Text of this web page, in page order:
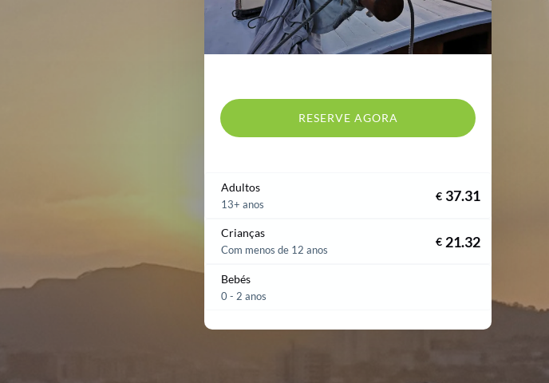
RESERVE AGORA
Adultos
13+ anos
€ 37.31
Crianças
Com menos de 12 anos
€ 21.32
Bebés
0 - 2 anos